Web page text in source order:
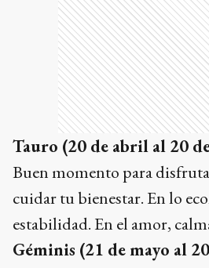
Tauro (20 de abril al 20
Buen momento para
cuidar tu bienestar. En lo
estabilidad. En el amor,
Géminis (21 de mayo al